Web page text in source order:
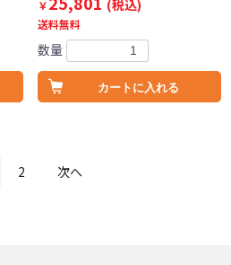
￥
(税込)
送料無料
数量
カートに入れる
2 次へ